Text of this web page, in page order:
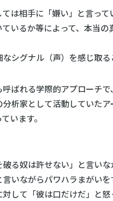
は相手に「嫌い」と言って
いるか等によって、本当
シグナル（声）を感じ取る
ばれる学際的アプローチ
析家として活動していた
います。
る奴は許せない」と言い
いながらパワハラまがいを
して「彼は口だけだ」と